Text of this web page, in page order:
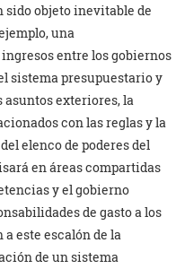
sido objeto inevitable de
una
entre los gobiernos
sistema presupuestario y
exteriores, la
con las reglas y la
elenco de poderes del
en áreas compartidas
y el gobierno
de gasto a los
este escalón de la
de un sistema